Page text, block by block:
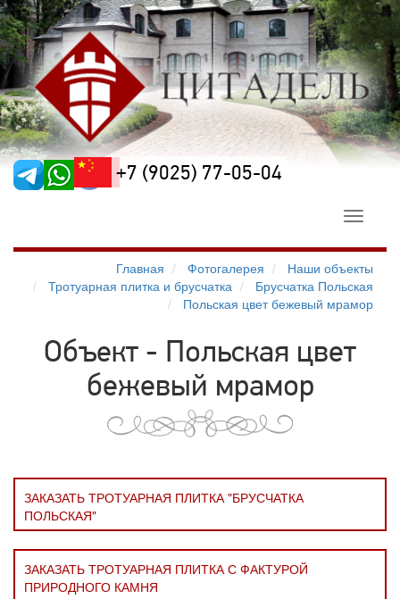
+7 (9025) 77-05-04
Toggle
Главная
Фотогалерея
Наши объекты
Тротуарная плитка и брусчатка
Брусчатка Польская
Польская цвет бежевый мрамор
Объект - Польская цвет
бежевый мрамор
ЗАКАЗАТЬ ТРОТУАРНАЯ ПЛИТКА "БРУСЧАТКА
ПОЛЬСКАЯ"
ЗАКАЗАТЬ ТРОТУАРНАЯ ПЛИТКА С ФАКТУРОЙ
ПРИРОДНОГО КАМНЯ